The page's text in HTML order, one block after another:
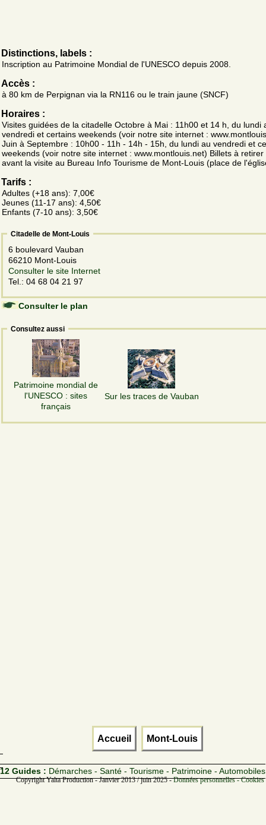
Distinctions, labels :
Inscription au Patrimoine Mondial de l'UNESCO depuis 2008.
Accès :
à 80 km de Perpignan via la RN116 ou le train jaune (SNCF)
Horaires :
Visites guidées de la citadelle Octobre à Mai : 11h00 et 14 h, du lundi
vendredi et certains weekends (voir notre site internet :
Juin à Septembre : 10h00 - 11h - 14h - 15h, du lundi au vendredi et
weekends (voir notre site internet : www.montlouis.net) Billets à retirer
avant la visite au Bureau Info Tourisme de Mont-Louis (place de
Tarifs :
Adultes (+18 ans): 7,00€
Jeunes (11-17 ans): 4,50€
Enfants (7-10 ans): 3,50€
Citadelle de Mont-Louis
6 boulevard Vauban
66210 Mont-Louis
Consulter le site Internet
Tel.: 04 68 04 21 97
Consulter le plan
Consultez aussi
Patrimoine mondial de
l'UNESCO : sites
français
Sur les traces de Vauban
Accueil Mont-Louis
12 Guides : Démarches - Santé - Tourisme - Patrimoine - Automobiles
Copyright Yalta Production - Janvier 2013 / juin 2025 -Données personnelles -